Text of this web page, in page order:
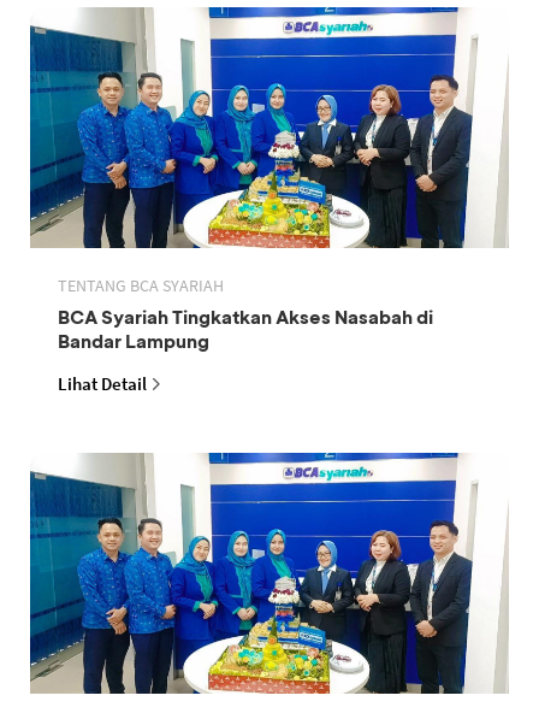
TENTANG BCA SYARIAH
BCA Syariah Tingkatkan Akses Nasabah di
Bandar Lampung
Lihat Detail